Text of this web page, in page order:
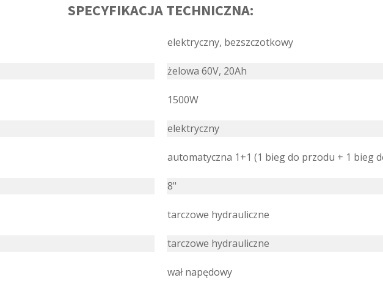
SPECYFIKACJA TECHNICZNA:
elektryczny, bezszczotkowy
żelowa 60V, 20Ah
1500W
elektryczny
automatyczna 1+1 (1 bieg do przodu + 1 bieg
8"
tarczowe hydrauliczne
tarczowe hydrauliczne
wał napędowy